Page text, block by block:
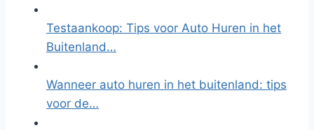
Testaankoop: Tips voor Auto Huren in het
Buitenland…
Wanneer auto huren in het buitenland: tips
voor de…